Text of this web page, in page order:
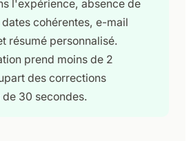
l'expérience, absence de
cohérentes, e-mail
résumé personnalisé.
prend moins de 2
des corrections
30 secondes.